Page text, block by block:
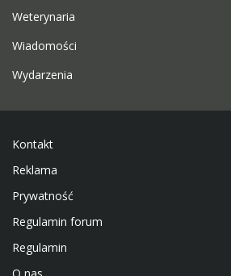
Weterynaria
Wiadomości
Wydarzenia
Kontakt
Reklama
Prywatność
Regulamin forum
Regulamin